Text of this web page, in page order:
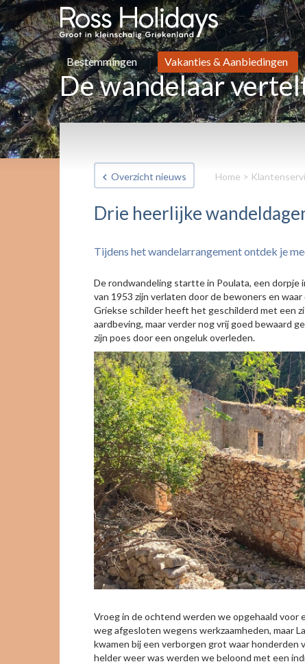
Bestemmingen Vakanties & Aanbiedingen
De wandelaar
Overzicht nieuws Home >
Drie heerlijke
Tijdens het wandelarrangement ontdek je
De rondwandeling startte in Poulata, een dorpje
van 1953 zijn verlaten door de bewoners en
Griekse schilder heeft het geschilderd met een
aardbeving, maar verder nog vrij goed bewaard
zijn poes door een ongeluk overleden.
Vroeg in de ochtend werden we opgehaald
weg afgesloten wegens werkzaamheden, maar
kwamen bij een verborgen grot waar honderden
helder weer was werden we beloond met een